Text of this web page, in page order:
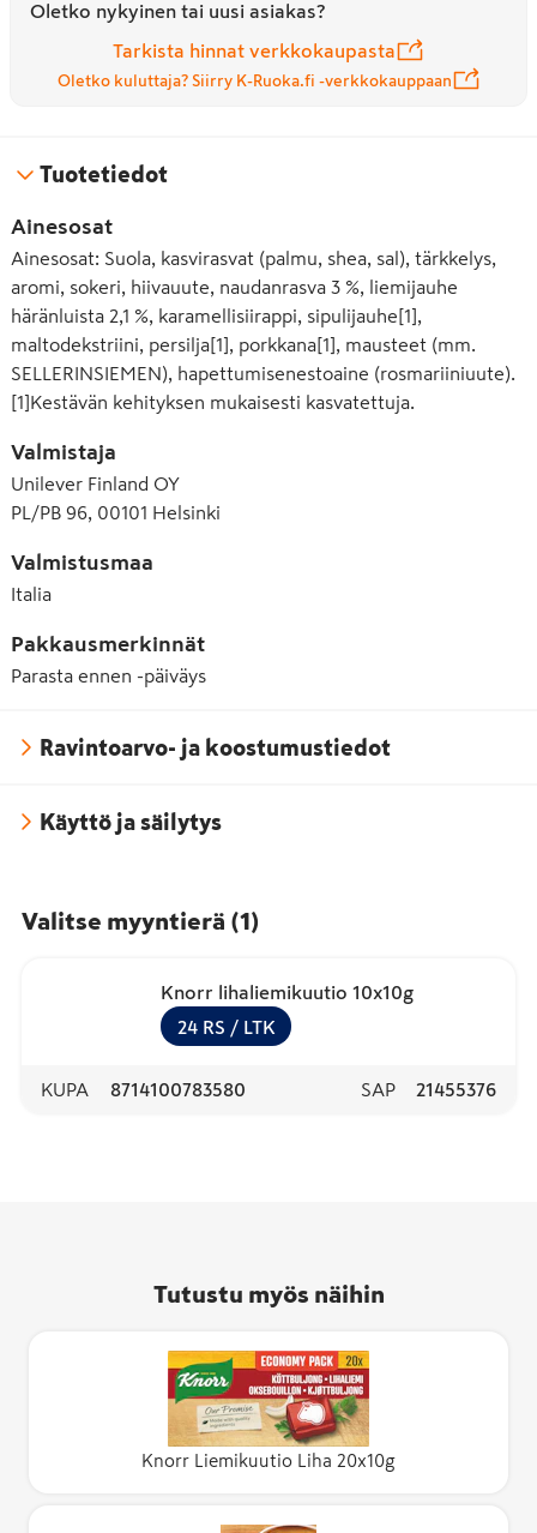
kuution pakkauksissa.
Laadukas ja maukas ruoka on intohimomme Knorrilla!
laaja tuntemus paikallisista ruokaperinteistä – huolimatta
Meitä ohjaa rakkaus ruokaan. Olemme tehneet Knorrilla
vuosikymmenten ajan työtä luodaksemme korkealaatuisia
tuotteita, jotka on valmistetaan parhaista raaka-aineista.
Haluamme auttaa sinua valmistamaan hyvää,
yksinkertaista ja terveellistä ruokaa, jossa on runsaasti
makua. Juuri intohimomme laadukkaaseen ja
maukkaaseen ruokaan on johtotähtemme.  Se vie meidät
tulevaisuuteen, joka huomioi paremmin yhteiskuntamme
ja ympäristömme. Tulevaisuuteen, jossa kaikki raaka-
tuotettuja.
mutta emme voi tehdä sitä yksin. Rakennetaan yhdessä
knorr.com/fi nähdäksesi tuotteemme ja reseptimme.
Tutustu kaikkeen siihen, mikä meitä inspiroi kestävän
Oletko nykyinen tai uusi asiakas?
Tarkista hinnat verkkokaupasta
Oletko kuluttaja? Siirry K-Ruoka.fi -verkkokauppaan
Tuotetiedot
Ainesosat
Ainesosat: Suola, kasvirasvat (palmu, shea, sal), tärkkelys,
aromi, sokeri, hiivauute, naudanrasva 3 %, liemijauhe
häränluista 2,1 %, karamellisiirappi, sipulijauhe[1],
maltodekstriini, persilja[1], porkkana[1], mausteet (mm.
SELLERINSIEMEN), hapettumisenestoaine (rosmariiniuute).
[1]Kestävän kehityksen mukaisesti kasvatettuja.
Valmistaja
Unilever Finland OY
PL/PB 96, 00101 Helsinki
Valmistusmaa
Italia
Pakkausmerkinnät
Parasta ennen -päiväys
Ravintoarvo- ja koostumustiedot
Käyttö ja säilytys
Valitse myyntierä (1 )
Knorr lihaliemikuutio 10x10g
24 RS / LTK
KUPA 8714100783580 SAP 21455376
Tutustu myös näihin
Knorr Liemikuutio Liha 20x10g